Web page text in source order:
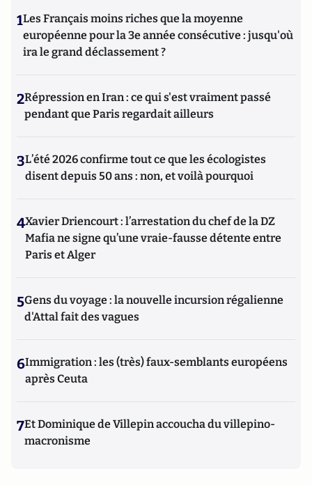
1Les Français moins riches que la moyenne
européenne pour la 3e année consécutive : jusqu'où
ira le grand déclassement ?
2Répression en Iran : ce qui s'est vraiment passé
pendant que Paris regardait ailleurs
3L’été 2026 confirme tout ce que les écologistes
disent depuis 50 ans : non, et voilà pourquoi
4Xavier Driencourt : l’arrestation du chef de la DZ
Mafia ne signe qu’une vraie-fausse détente entre
Paris et Alger
5Gens du voyage : la nouvelle incursion régalienne
d'Attal fait des vagues
6Immigration : les (très) faux-semblants européens
après Ceuta
7Et Dominique de Villepin accoucha du villepino-
macronisme